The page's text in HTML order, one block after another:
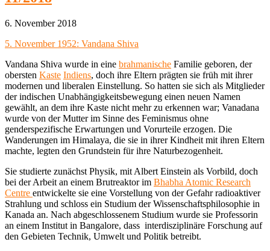
6. November 2018
5. November 1952: Vandana Shiva
Vandana Shiva wurde in eine brahmanische Familie geboren, der
obersten Kaste Indiens, doch ihre Eltern prägten sie früh mit ihrer
modernen und liberalen Einstellung. So hatten sie sich als Mitglieder
der indischen Unabhängigkeitsbewegung einen neuen Namen
gewählt, an dem ihre Kaste nicht mehr zu erkennen war; Vanadana
wurde von der Mutter im Sinne des Feminismus ohne
genderspezifische Erwartungen und Vorurteile erzogen. Die
Wanderungen im Himalaya, die sie in ihrer Kindheit mit ihren Eltern
machte, legten den Grundstein für ihre Naturbezogenheit.
Sie studierte zunächst Physik, mit Albert Einstein als Vorbild, doch
bei der Arbeit an einem Brutreaktor im Bhabha Atomic Research
Centre entwickelte sie eine Vorstellung von der Gefahr radioaktiver
Strahlung und schloss ein Studium der Wissenschaftsphilosophie in
Kanada an. Nach abgeschlossenem Studium wurde sie Professorin
an einem Institut in Bangalore, dass interdisziplinäre Forschung auf
den Gebieten Technik, Umwelt und Politik betreibt.